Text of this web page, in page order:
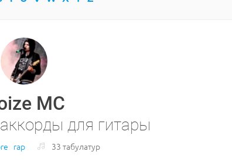
MC
для гитары
rap 33 табулатур